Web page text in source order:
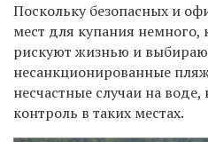
Поскольку безопасных и
мест для купания немного,
рискуют жизнью и
несанкционированные
несчастные случаи на воде,
контроль в таких местах.